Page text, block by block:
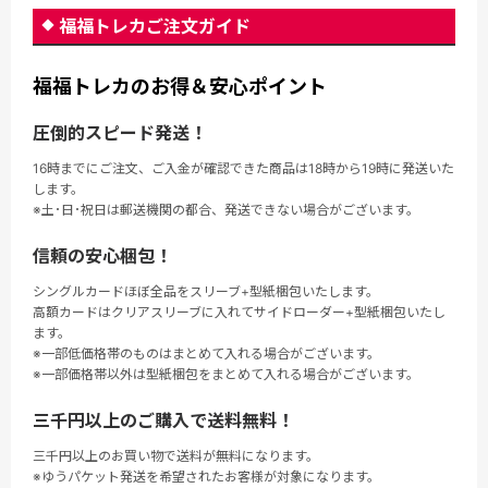
福福トレカご注文ガイド
福福トレカのお得＆安心ポイント
圧倒的スピード発送！
16時までにご注文、ご入金が確認できた商品は18時から19時に発送いた
します。
※土･日･祝日は郵送機関の都合、発送できない場合がございます。
信頼の安心梱包！
シングルカードほぼ全品をスリーブ+型紙梱包いたします。
高額カードはクリアスリーブに入れてサイドローダー+型紙梱包いたし
ます。
※一部低価格帯のものはまとめて入れる場合がございます。
※一部価格帯以外は型紙梱包をまとめて入れる場合がございます。
三千円以上のご購入で送料無料！
三千円以上のお買い物で送料が無料になります。
※ゆうパケット発送を希望されたお客様が対象になります。